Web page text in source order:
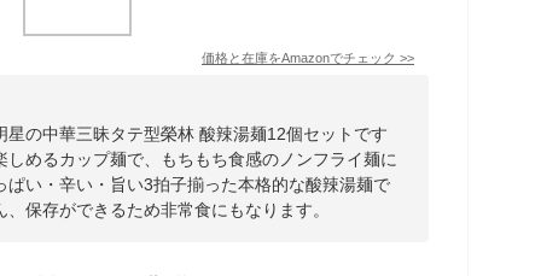
価格と在庫をAmazonでチェック >>
の中華三昧タテ型榮林 酸辣湯麺12個セットです
めるカップ麺で、もちもち食感のノンフライ麺に
い・辛い・旨い3拍子揃った本格的な酸辣湯麺で
保存ができるため非常食にもなります。